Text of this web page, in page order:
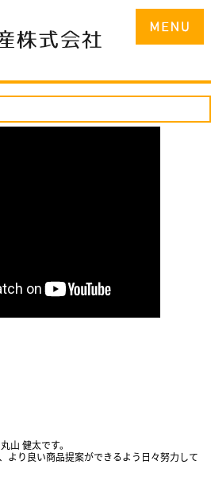
山 健太です。
より良い商品提案ができるよう日々努力して